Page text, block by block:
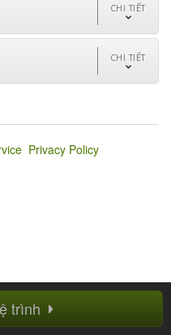
CHI TIẾT
CHI TIẾT
trình
Privacy Policy